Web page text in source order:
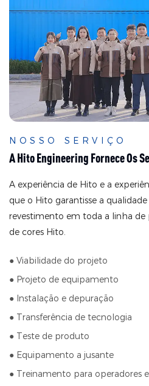
revestimento colorido e
linhas laminadas para
cobertura e construção
- Weifang Hito
Equipment Engineering
Co., Ltd
NOSSO SERVIÇO
A Hito Engineering Fornece Os
A experiência de Hito e a
que o Hito garantisse a
revestimento em toda a linha
de cores Hito.
● Viabilidade do projeto
● Projeto de equipamento
● Instalação e depuração
● Transferência de tecnologia
● Teste de produto
● Equipamento a jusante
● Treinamento para operadores